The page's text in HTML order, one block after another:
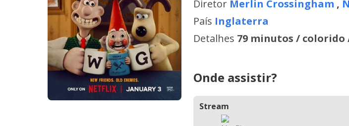
Diretor Merlin Crossingham ,
País Inglaterra
Detalhes 79 minutos / colorido
Onde assistir?
Stream